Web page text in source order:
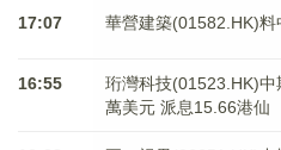
17:07 華營建築(01582.HK)
16:55
珩灣科技(01523.HK)
萬美元 派息15.66港仙